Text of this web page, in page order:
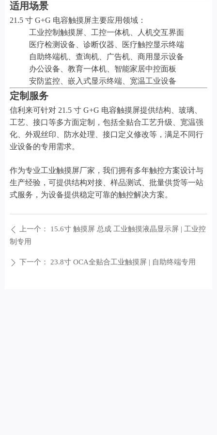
ꄴ 上一个：
15.6寸 触摸屏 总成 工业触摸液晶显示屏 | 工业控
制专用
ꄲ 下一个： 23.8寸 OCA全贴合工业触摸屏 | 自助终端专用
适用场景
21.5 寸 G+G 电容触摸屏主要应用领域：
工业控制触摸屏、工控一体机、人机交互界面
医疗检测设备、诊断仪器、医疗触控显示终端
自助终端机、查询机、广告机、商用显示设备
办公设备、教育一体机、智能家居中控面板
安防监控、嵌入式显示终端、宽温工业设备
定制服务
信利来可针对 21.5 寸 G+G 电容触摸屏提供结构、玻璃、
工艺、接口等多方面定制，包括全贴合工艺升级、宽温强
化、外观丝印、防水处理、接口定义修改等，满足不同行
业设备的专用需求。
作为专业工业触摸屏厂家，我们拥有多年触控方案设计与
生产经验，可提供结构对接、样品测试、批量供货等一站
式服务，为设备提供稳定可靠的触控解决方案。